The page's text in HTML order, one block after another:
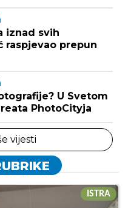
iznad svih
raspjevao prepun
U Svetom
PhotoCityja
vijesti
ISTRA